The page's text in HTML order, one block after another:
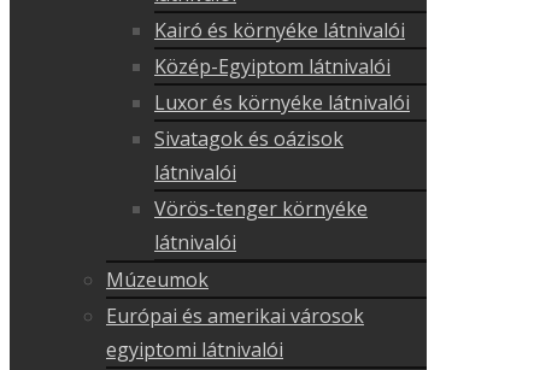
Kairó és környéke látnivalói
Közép-Egyiptom látnivalói
Luxor és környéke látnivalói
Sivatagok és oázisok
látnivalói
Vörös-tenger környéke
látnivalói
Múzeumok
Európai és amerikai városok
egyiptomi látnivalói